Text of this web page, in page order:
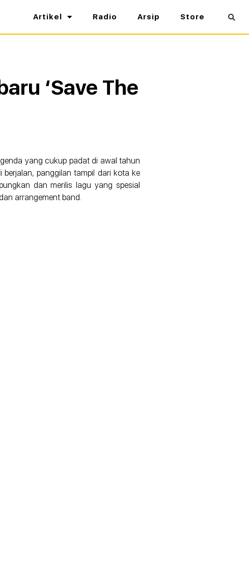
Artikel Radio Arsip Store
‘Save The
yang cukup padat di awal tahun
panggilan tampil dari kota ke
dan merilis lagu yang spesial
arrangement band.